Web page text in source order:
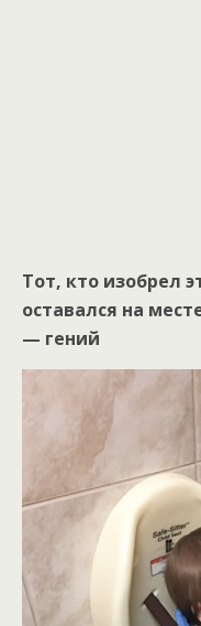
Тот, кто изобрел
оставался на
— гений